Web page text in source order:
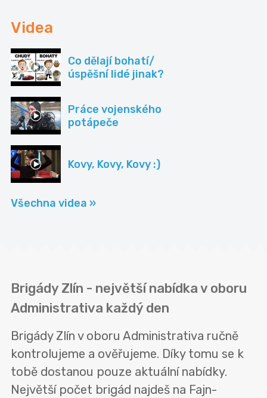
Videa
Co dělají bohatí/
úspěšní lidé jinak?
Práce vojenského
potápeče
Kovy, Kovy, Kovy :)
Všechna videa »
Brigády Zlín - největší nabídka v oboru
Administrativa každý den
Brigády Zlín v oboru Administrativa ručně
kontrolujeme a ověřujeme. Díky tomu se k
tobě dostanou pouze aktuální nabídky.
Největší počet brigád najdeš na Fajn-